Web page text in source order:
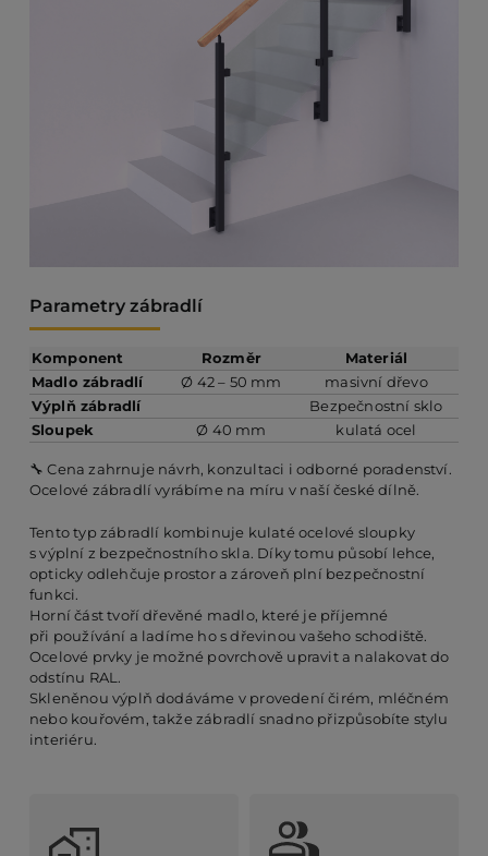
Parametry zábradlí
Komponent Rozměr
Materiál
Madlo zábradlí
Ø 42 – 50 mm
masivní dřevo
Výplň zábradlí
Bezpečnostní sklo
Sloupek
Ø 40 mm kulatá ocel
🔧 Cena zahrnuje návrh, konzultaci i odborné poradenství.
Ocelové zábradlí vyrábíme na míru v naší české dílně.
Tento typ zábradlí kombinuje kulaté ocelové sloupky
s výplní z bezpečnostního skla. Díky tomu působí lehce,
opticky odlehčuje prostor a zároveň plní bezpečnostní
funkci.
Horní část tvoří dřevěné madlo, které je příjemné
při používání a ladíme ho s dřevinou vašeho schodiště.
Ocelové prvky je možné povrchově upravit a nalakovat do
odstínu RAL.
Skleněnou výplň dodáváme v provedení čirém, mléčném
nebo kouřovém, takže zábradlí snadno přizpůsobíte stylu
interiéru.